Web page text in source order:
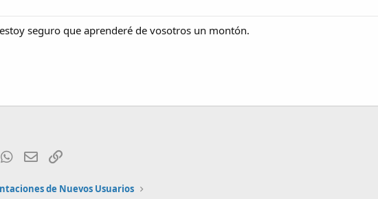
seguro que aprenderé de vosotros un montón.
WhatsApp
Email
de Nuevos Usuarios